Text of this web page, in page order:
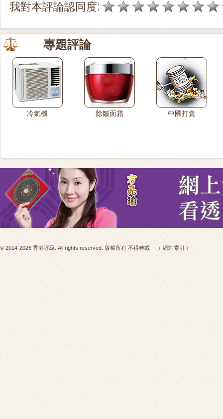
我對本評論認同度:
專題評論
冷氣機 除皺面霜 中國打貪
© 2014-2026 香港評級. All rights reserved. 版權所有 不得轉載 ﹝網站索引﹞